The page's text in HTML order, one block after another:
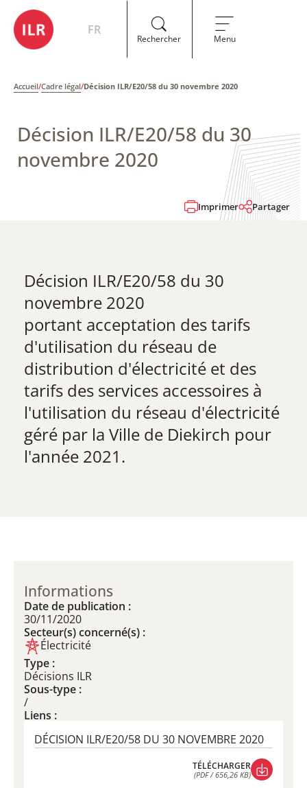
FR
Rechercher Menu
Accueil/Cadre légal/Décision ILR/E20/58 du 30 novembre 2020
Décision ILR/E20/58 du 30
novembre 2020
Imprimer Partager
Décision ILR/E20/58 du 30
novembre 2020
​​​portant acceptation des tarifs
d'utilisation du réseau de
distribution d'électricité et des
tarifs des services accessoires à
l'utilisation du réseau d'électricité
géré par la Ville de Diekirch pour
l'année 2021.
Informations
Date de publication :
30/11/2020
Secteur(s) concerné(s) :
Électricité
Type :
Décisions ILR
Sous-type :
/
Liens :
DÉCISION ILR/E20/58 DU 30 NOVEMBRE 2020
TÉLÉCHARGER
(PDF / 656,26 KB)